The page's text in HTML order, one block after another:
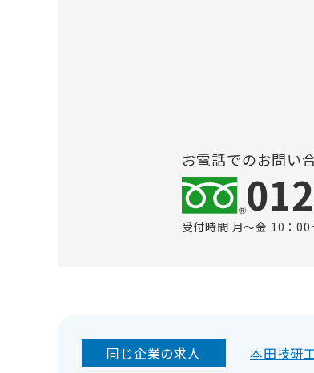
お電話でのお問い
受付時間 月～金 10：
同じ企業の求人 本田技研